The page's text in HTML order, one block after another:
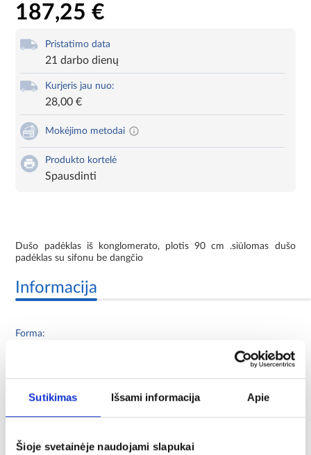
Sutikimas Išsami informacija Apie
Šioje svetainėje naudojami slapukai
187,25 €
Pristatimo data
21 darbo dienų
Kurjeris jau nuo:
28,00 €
Mokėjimo metodai
Produkto kortelė
Spausdinti
Dušo padėklas iš konglomerato, plotis 90 cm .siūlomas dušo
padėklas su sifonu be dangčio
Informacija
Forma:
Konstrukcijos medžiaga:
konglomerat
netaikoma